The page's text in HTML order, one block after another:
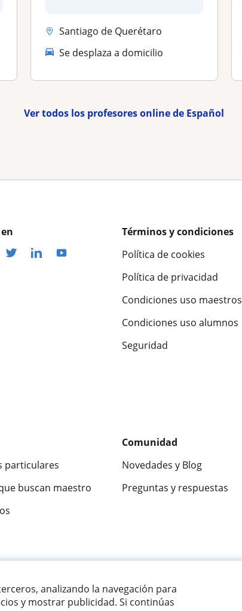
analizando la navegación para
y mostrar publicidad. Si continúas
Santiago de Querétaro
Se desplaza a domicilio
Ver todos los profesores online de Español
Términos y condiciones
Política de cookies
Política de privacidad
Condiciones uso maestros
Condiciones uso alumnos
Seguridad
particulares
buscan maestro
Comunidad
Novedades y Blog
Preguntas y respuestas
9,5/10 ★★★★★